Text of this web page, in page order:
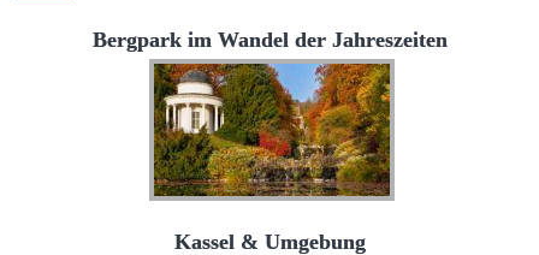
Bergpark im Wandel der Jahreszeiten
Kassel & Umgebung